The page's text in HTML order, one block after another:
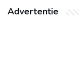
Advertentie